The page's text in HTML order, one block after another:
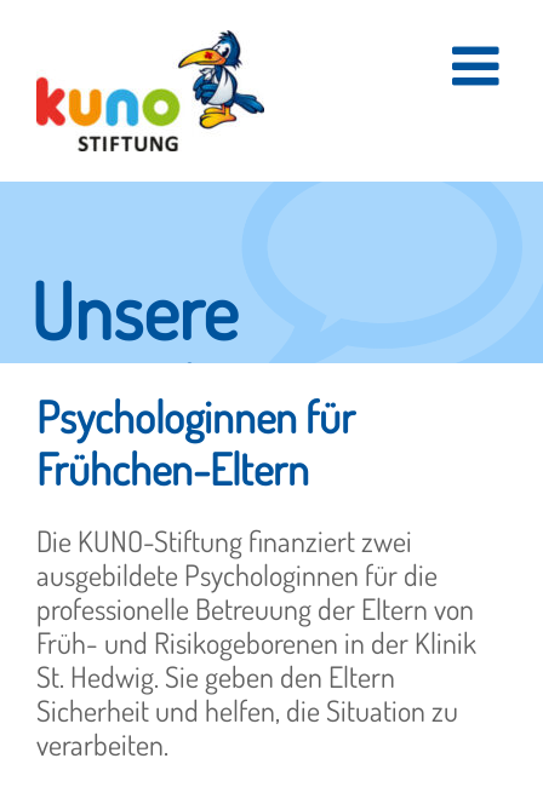
content
Unsere
Projekte
Aus "Wir packen's an"
wird "Wir bleiben dran".
Psychologinnen für
Frühchen-Eltern
Die KUNO-Stiftung finanziert zwei
ausgebildete Psychologinnen für die
professionelle Betreuung der Eltern von
Früh- und Risikogeborenen in der Klinik
St. Hedwig. Sie geben den Eltern
Sicherheit und helfen, die Situation zu
verarbeiten.